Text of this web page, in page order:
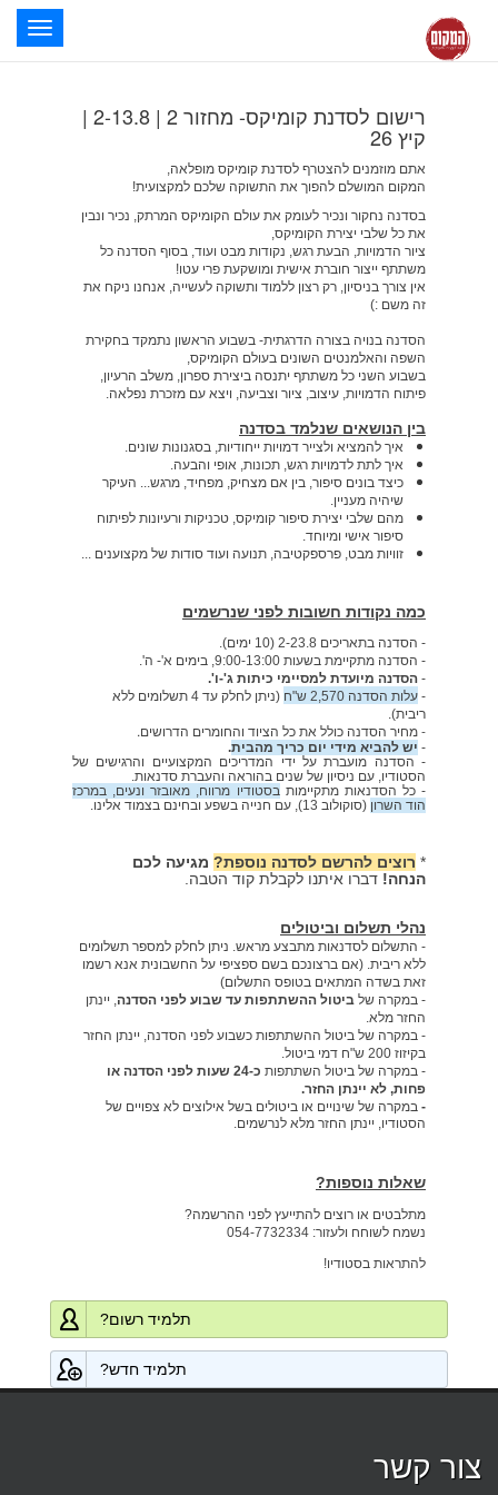
רישום לסדנת קומיקס- מחזור 2 | 2-13.8 |
קיץ 26
אתם מוזמנים להצטרף לסדנת קומיקס מופלאה,
המקום המושלם להפוך את התשוקה שלכם למקצועית!
בסדנה נחקור ונכיר לעומק את עולם הקומיקס המרתק, נכיר ונבין
את כל שלבי יצירת הקומיקס,
ציור הדמויות, הבעת רגש, נקודות מבט ועוד, בסוף הסדנה כל
משתתף ייצור חוברת אישית ומושקעת פרי עטו!
אין צורך בניסיון, רק רצון ללמוד ותשוקה לעשייה, אנחנו ניקח את
זה משם :)
הסדנה בנויה בצורה הדרגתית- בשבוע הראשון נתמקד בחקירת
השפה והאלמנטים השונים בעולם הקומיקס,
בשבוע השני כל משתתף יתנסה ביצירת ספרון, משלב הרעיון,
פיתוח הדמויות, עיצוב, ציור וצביעה, ויצא עם מזכרת נפלאה.
בין הנושאים שנלמד בסדנה
איך להמציא ולצייר דמויות ייחודיות, בסגנונות שונים.
איך לתת לדמויות רגש, תכונות, אופי והבעה.
כיצד בונים סיפור, בין אם מצחיק, מפחיד, מרגש... העיקר
שיהיה מעניין.
מהם שלבי יצירת סיפור קומיקס, טכניקות ורעיונות לפיתוח
סיפור אישי ומיוחד.
זוויות מבט, פרספקטיבה, תנועה ועוד סודות של מקצוענים ...
כמה נקודות חשובות לפני שנרשמים
- הסדנה בתאריכים 2-23.8 (10 ימים).
- הסדנה מתקיימת בשעות 9:00-13:00, בימים א'- ה'.
- הסדנה מיועדת למסיימי כיתות ג'-ו'.
- עלות הסדנה 2,570 ש"ח
(ניתן לחלק עד 4 תשלומים ללא
ריבית).
- מחיר הסדנה כולל את כל הציוד והחומרים הדרושים.
- יש להביא מידי יום כריך מהבית.
- הסדנה מועברת על ידי המדריכים המקצועיים והרגישים של
הסטודיו, עם ניסיון של שנים בהוראה והעברת סדנאות.
- כל הסדנאות מתקיימותבסטודיו מרווח, מאובזר ונעים, במרכז
הוד השרון (סוקולוב 13), עם חנייה בשפע ובחינם בצמוד אלינו.
* רוצים להרשם לסדנה נוספת? מגיעה לכם
הנחה! דברו איתנו לקבלת קוד הטבה.
נהלי תשלום וביטולים
- התשלום לסדנאות מתבצע מראש. ניתן לחלק למספר תשלומים
ללא ריבית. (אם ברצונכם בשם ספציפי על החשבונית אנא רשמו
זאת בשדה המתאים בטופס התשלום)
- במקרה של ביטול ההשתתפות עד שבוע לפני הסדנה, יינתן
החזר מלא.
- במקרה של ביטול ההשתתפות כשבוע לפני הסדנה, יינתן החזר
בקיזוז 200 ש"ח דמי ביטול.
- במקרה של ביטול השתתפות
כ-24 שעות לפני הסדנה או
פחות, לא יינתן החזר.
- במקרה של שינויים או ביטולים בשל אילוצים לא צפויים של
הסטודיו, יינתן החזר מלא לנרשמים.
שאלות נוספות?
מתלבטים או רוצים להתייעץ לפני ההרשמה?
נשמח לשוחח ולעזור: 054-7732334
להתראות בסטודיו!
תלמיד רשום?
תלמיד חדש?
צור קשר